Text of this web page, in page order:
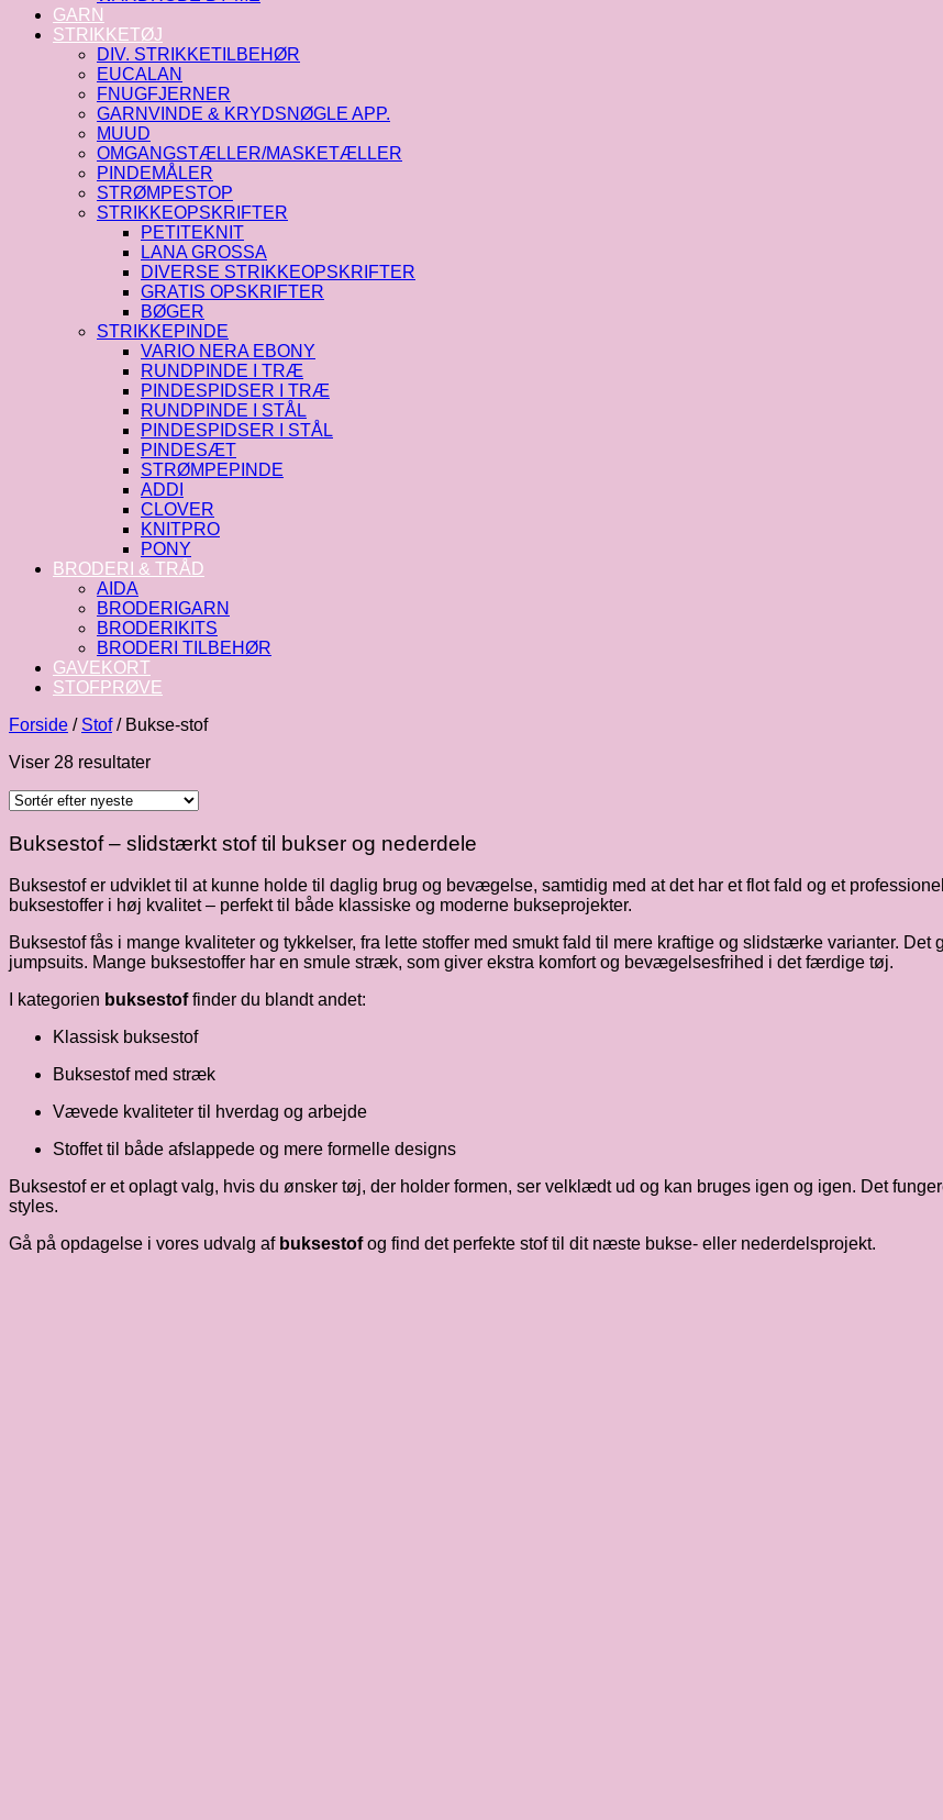
GARN
STRIKKETØJ
DIV. STRIKKETILBEHØR
EUCALAN
FNUGFJERNER
GARNVINDE & KRYDSNØGLE APP.
MUUD
OMGANGSTÆLLER/MASKETÆLLER
PINDEMÅLER
STRØMPESTOP
STRIKKEOPSKRIFTER
PETITEKNIT
LANA GROSSA
DIVERSE STRIKKEOPSKRIFTER
GRATIS OPSKRIFTER
BØGER
STRIKKEPINDE
VARIO NERA EBONY
RUNDPINDE I TRÆ
PINDESPIDSER I TRÆ
RUNDPINDE I STÅL
PINDESPIDSER I STÅL
PINDESÆT
STRØMPEPINDE
ADDI
CLOVER
KNITPRO
PONY
BRODERI & TRÅD
AIDA
BRODERIGARN
BRODERIKITS
BRODERI TILBEHØR
GAVEKORT
STOFPRØVE
Forside / Stof /Bukse-stof
Viser 28 resultaterSorteret
seneste
Buksestof – slidstærkt stof til bukser og nederdele
Buksestof er udviklet til at kunne holde til daglig brug og bevægelse, samtidig med at det har et flot fald og et
buksestoffer i høj kvalitet – perfekt til både klassiske og moderne bukseprojekter.
Buksestof fås i mange kvaliteter og tykkelser, fra lette stoffer med smukt fald til mere kraftige og slidstærke varianter.
jumpsuits. Mange buksestoffer har en smule stræk, som giver ekstra komfort og bevægelsesfrihed i det færdige tøj.
I kategorien buksestoffinder du blandt andet:
Klassisk buksestof
Buksestof med stræk
Vævede kvaliteter til hverdag og arbejde
Stoffet til både afslappede og mere formelle designs
Buksestof er et oplagt valg, hvis du ønsker tøj, der holder formen, ser velklædt ud og kan bruges igen og igen. Det
styles.
Gå på opdagelse i vores udvalg af buksestofog find det perfekte stof til dit næste bukse- eller nederdelsprojekt.